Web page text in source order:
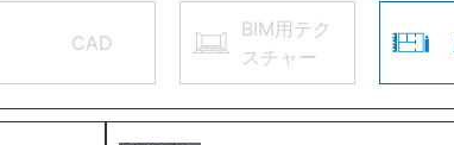
CAD
BIM用テク
スチャー